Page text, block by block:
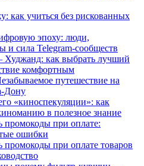
как учиться без рискованных
эпоху: люди,
и сила Telegram-сообществ
как выбрать лучший
комфортным
путешествие на
Дону
«киноспекуляции»: как
в полезное знание
промокоды при оплате:
ошибки
промокоды при оплате товаров